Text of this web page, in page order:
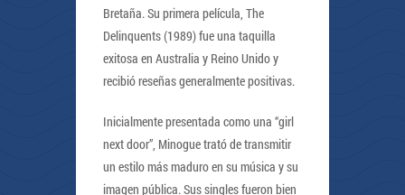
Bretaña. Su primera película, The
Delinquents (1989) fue una taquilla
exitosa en Australia y Reino Unido y
recibió reseñas generalmente positivas.
Inicialmente presentada como una “girl
next door”, Minogue trató de transmitir
un estilo más maduro en su música y su
imagen pública. Sus singles fueron bien